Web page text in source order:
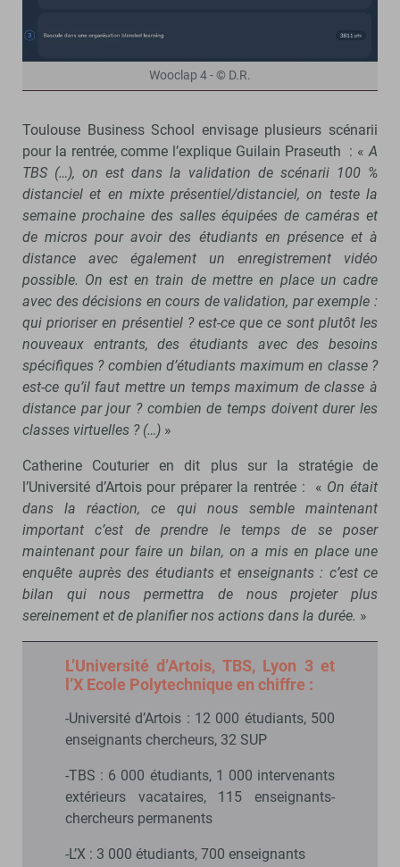
Wooclap 4 - © D.R.
Toulouse Business School envisage plusieurs scénarii
pour la rentrée, comme l’explique Guilain Praseuth : « A
TBS (…), on est dans la validation de scénarii 100 %
distanciel et en mixte présentiel/distanciel, on teste la
semaine prochaine des salles équipées de caméras et
de micros pour avoir des étudiants en présence et à
distance avec également un enregistrement vidéo
possible. On est en train de mettre en place un cadre
avec des décisions en cours de validation, par exemple :
qui prioriser en présentiel ? est-ce que ce sont plutôt les
nouveaux entrants, des étudiants avec des besoins
spécifiques ? combien d’étudiants maximum en classe ?
est-ce qu’il faut mettre un temps maximum de classe à
distance par jour ? combien de temps doivent durer les
classes virtuelles ? (…) »
Catherine Couturier en dit plus sur la stratégie de
l’Université d’Artois pour préparer la rentrée : « On était
dans la réaction, ce qui nous semble maintenant
important c’est de prendre le temps de se poser
maintenant pour faire un bilan, on a mis en place une
enquête auprès des étudiants et enseignants : c’est ce
bilan qui nous permettra de nous projeter plus
sereinement et de planifier nos actions dans la durée. »
L’Université d’Artois, TBS, Lyon 3 et
l’X Ecole Polytechnique en chiffre :
-Université d’Artois : 12 000 étudiants, 500
enseignants chercheurs, 32 SUP
-TBS : 6 000 étudiants, 1 000 intervenants
extérieurs vacataires, 115 enseignants-
chercheurs permanents
-L’X : 3 000 étudiants, 700 enseignants